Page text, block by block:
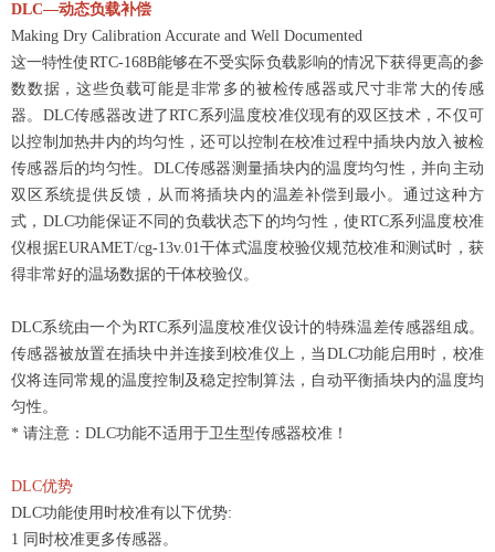
DLC—动态负载补偿
Making Dry Calibration Accurate and Well Documented
这一特性使RTC-168B能够在不受实际负载影响的情况下获得更高的参
数数据，这些负载可能是非常多的被检传感器或尺寸非常大的传感
器。 DLC传感器改进了RTC系列温度校准仪现有的双区技术，不仅可
以控制加热井内的均匀性，还可以控制在校准过程中插块内放入被检
传感器后的均匀性。DLC传感器测量插块内的温度均匀性，并向主动
双区系统提供反馈，从而将插块内的温差补偿到最小。通过这种方
式，DLC功能保证不同的负载状态下的均匀性，使RTC系列温度校准
仪根据EURAMET/cg-13v.01干体式温度校验仪规范校准和测试时，获
得非常好的温场数据的干体校验仪。
DLC系统由一个为RTC系列温度校准仪设计的特殊温差传感器组成。
传感器被放置在插块中并连接到校准仪上，当DLC功能启用时，校准
仪将连同常规的温度控制及稳定控制算法，自动平衡插块内的温度均
匀性。
* 请注意：DLC功能不适用于卫生型传感器校准！
DLC优势
DLC功能使用时校准有以下优势:
1 同时校准更多传感器。